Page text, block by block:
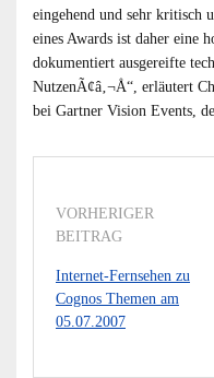
eingehend und sehr kritisch
eines Awards ist daher eine
dokumentiert ausgereifte
NutzenÃ¢â‚¬Å“, erläutert
bei Gartner Vision Events,
VORHERIGER
BEITRAG
Internet-Fernsehen zu
Cognos Themen am
05.07.2007